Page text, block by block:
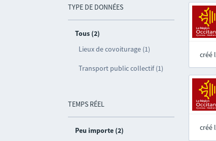
TYPE DE DONNÉES
Tous (2)
Lieux de covoiturage (1)
Transport public collectif (1)
TEMPS RÉEL
Peu importe (2)
créé
créé